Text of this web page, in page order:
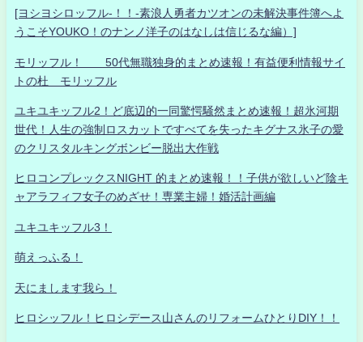
[ヨシヨシロッフル-！！-素浪人勇者カツオンの未解決事件簿へよ
うこそYOUKO！のナンノ洋子のはなしは信じるな編）]
モリッフル！ 50代無職独身的まとめ速報！有益便利情報サイ
トの杜 モリッフル
ユキユキッフル2！ど底辺的一同驚愕騒然まとめ速報！超氷河期
世代！人生の強制ロスカットですべてを失ったキグナス氷子の愛
のクリスタルキングボンビー脱出大作戦
ヒロコンプレックスNIGHT 的まとめ速報！！子供が欲しいど陰キ
ャアラフィフ女子のめざせ！専業主婦！婚活計画編
ユキユキッフル3！
萌えっふる！
天にまします我ら！
ヒロシッフル！ヒロシデース山さんのリフォームひとりDIY！！